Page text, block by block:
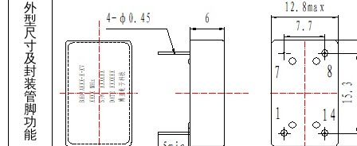
外
型
尺
寸
及
封
装
管
脚
功
能